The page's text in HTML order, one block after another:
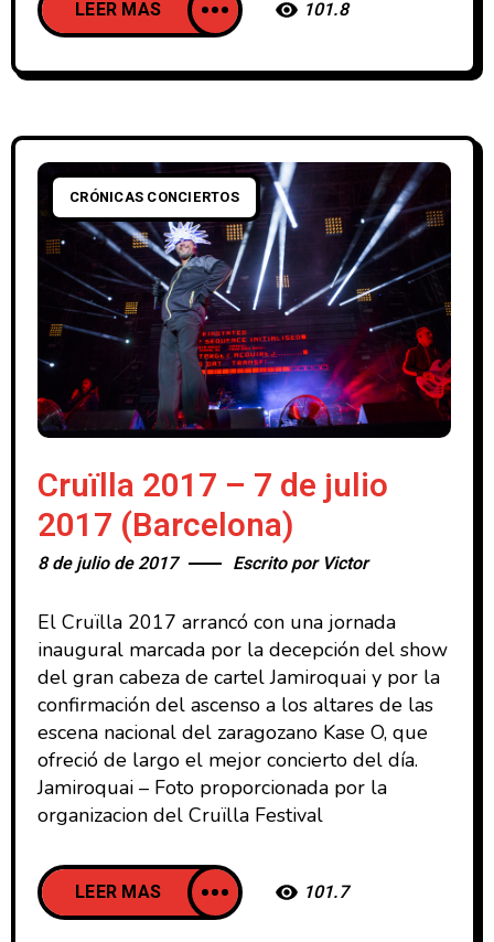
LEER MAS 101.8
CRÓNICAS CONCIERTOS
Cruïlla 2017 – 7 de julio
2017 (Barcelona)
8 de julio de 2017 Escrito por Victor
El Cruïlla 2017 arrancó con una jornada
inaugural marcada por la decepción del show
del gran cabeza de cartel Jamiroquai y por la
confirmación del ascenso a los altares de las
escena nacional del zaragozano Kase O, que
ofreció de largo el mejor concierto del día.
Jamiroquai – Foto proporcionada por la
organizacion del Cruïlla Festival
LEER MAS 101.7